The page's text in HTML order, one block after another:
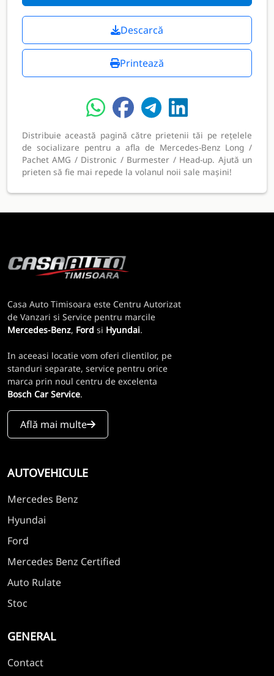
Descarcă
Printează
Distribuie această pagină către prietenii tăi pe rețelele
de socializare pentru a afla de Mercedes-Benz Long /
Pachet AMG / Distronic / Burmester / Head-up. Ajută un
prieten să fie mai repede la volanul noii sale mașini!
Casa Auto Timisoara este Centru Autorizat
de Vanzari si Service pentru marcile
Mercedes-Benz, Ford si Hyundai.
In aceeasi locatie vom oferi clientilor, pe
standuri separate, service pentru orice
marca prin noul centru de excelenta
Bosch Car Service.
Află mai multe
AUTOVEHICULE
Mercedes Benz
Hyundai
Ford
Mercedes Benz Certified
Auto Rulate
Stoc
GENERAL
Contact